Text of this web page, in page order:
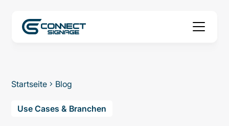
Startseite Blog
Use Cases & Branchen